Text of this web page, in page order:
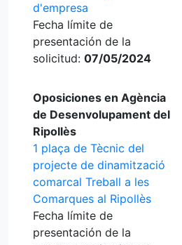
d'empresa
Fecha límite de
presentación de la
solicitud: 07/05/2024
Oposiciones en Agència
de Desenvolupament del
Ripollès
1 plaça de Tècnic del
projecte de dinamització
comarcal Treball a les
Comarques al Ripollès
Fecha límite de
presentación de la